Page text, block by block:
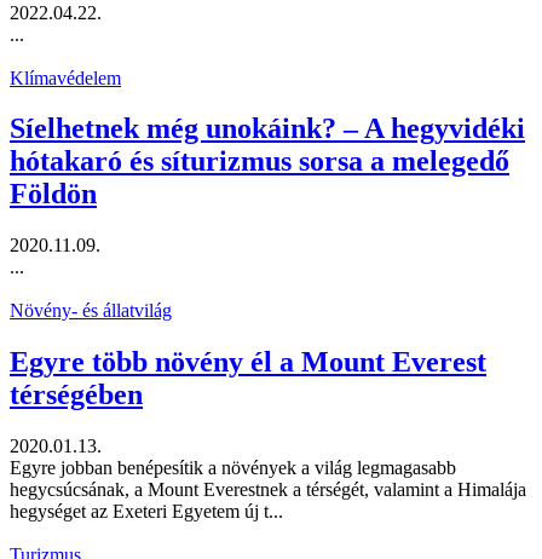
2022.04.22.
...
Klímavédelem
Síelhetnek még unokáink? – A hegyvidéki
hótakaró és síturizmus sorsa a melegedő
Földön
2020.11.09.
...
Növény- és állatvilág
Egyre több növény él a Mount Everest
térségében
2020.01.13.
Egyre jobban benépesítik a növények a világ legmagasabb
hegycsúcsának, a Mount Everestnek a térségét, valamint a Himalája
hegységet az Exeteri Egyetem új t...